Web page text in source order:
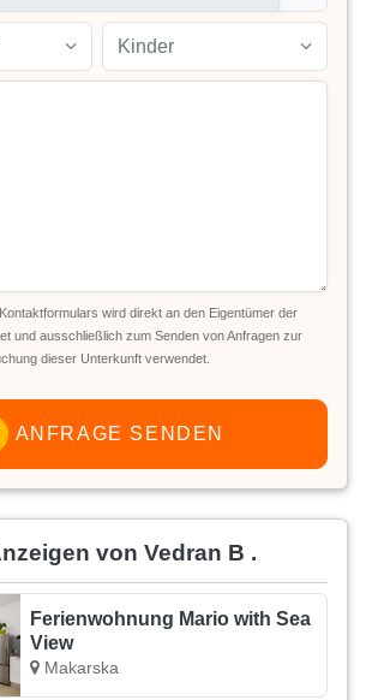
Kinder
wird direkt an den Eigentümer der
und ausschließlich zum Senden von Anfragen zur
dieser Unterkunft verwendet.
ANFRAGE SENDEN
von Vedran B .
Ferienwohnung Mario with Sea
View
Makarska